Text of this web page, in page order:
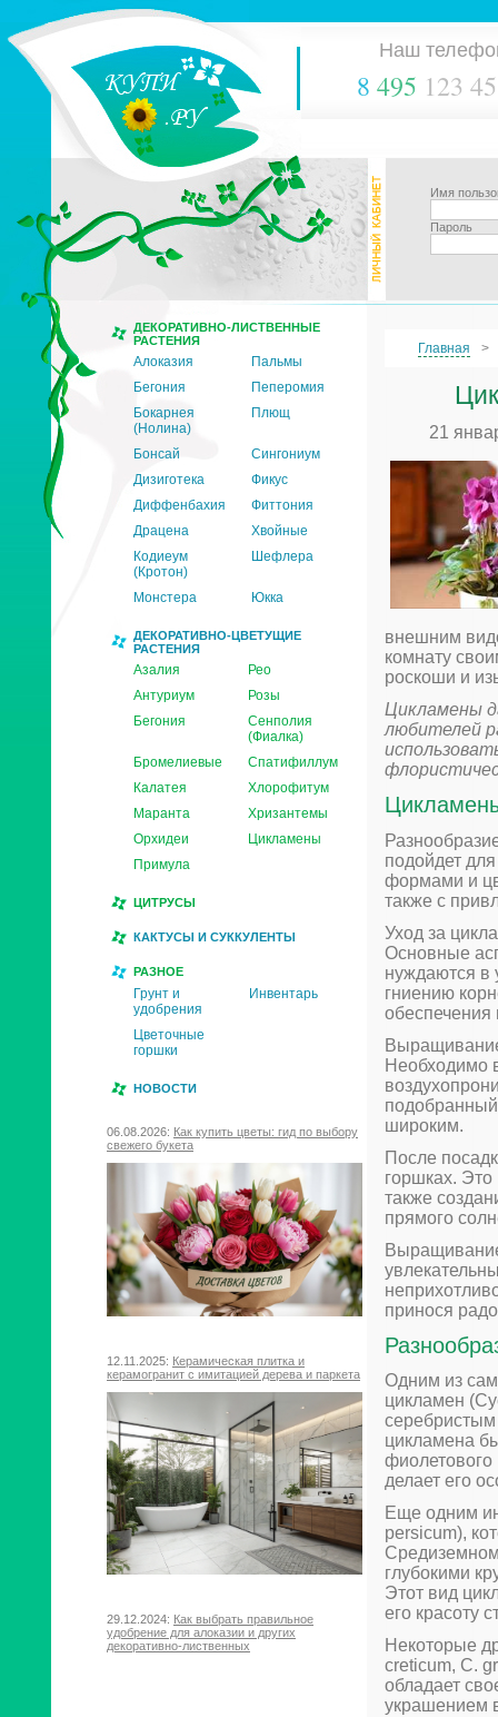
Наш
8 495 123
Имя
Пароль
ДЕКОРАТИВНО-ЛИСТВЕННЫЕ
РАСТЕНИЯ
Алоказия
Пальмы
Бегония
Пеперомия
Бокарнея
(Нолина)
Плющ
Бонсай
Сингониум
Дизиготека
Фикус
Диффенбахия
Фиттония
Драцена
Хвойные
Кодиеум
(Кротон)
Шефлера
Монстера Юкка
ДЕКОРАТИВНО-ЦВЕТУЩИЕ
РАСТЕНИЯ
Азалия
Рео
Антуриум
Розы
Бегония
Сенполия
(Фиалка)
Бромелиевые
Спатифиллум
Калатея
Хлорофитум
Маранта
Хризантемы
Орхидеи
Цикламены
Примула
ЦИТРУСЫ
КАКТУСЫ И СУККУЛЕНТЫ
РАЗНОЕ
Грунт и
удобрения
Инвентарь
Цветочные
горшки
НОВОСТИ
06.08.2026: Как купить цветы: гид по выбору
свежего букета
12.11.2025: Керамическая плитка и
керамогранит с имитацией дерева и паркета
29.12.2024: Как выбрать правильное
удобрение для алоказии и других
декоративно-лиственных
Главная
21
внешним
комнату
роскоши и
Цикламены
любителей
подойдет
формами и
также с
Уход за
Основные
нуждаются в
гниению
обеспечения
Необходимо
широким.
После
горшках. Это
также
прямого
принося
Одним из
цикламен
цикламена
фиолетового
делает его
Еще одним
persicum),
глубокими
Этот вид
его красоту
Некоторые
creticum, C.
обладает
украшением